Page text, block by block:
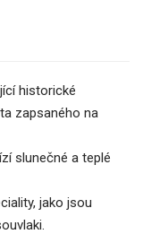
historické
zapsaného na
slunečné a teplé
jako jsou